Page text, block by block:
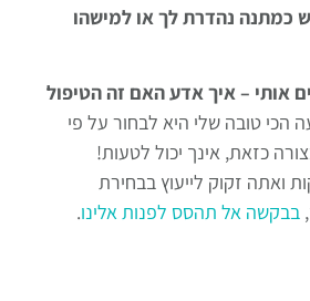
כמתנה נהדרת לך או למישהו
אותי –איך אדע האם זה הטיפול
הכי טובה שלי היא לבחור על פי
כזאת, אינך יכול לטעות!
ואתה זקוק לייעוץ בבחירת
בבקשה אל תהסס לפנות אלינו.